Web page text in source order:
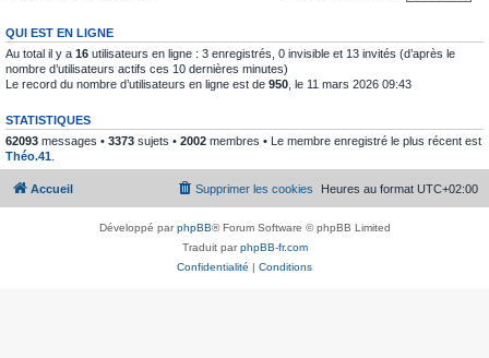
QUI EST EN LIGNE
Au total il y a 16 utilisateurs en ligne : 3 enregistrés, 0 invisible et 13 invités (d’après le
nombre d’utilisateurs actifs ces 10 dernières minutes)
Le record du nombre d’utilisateurs en ligne est de 950 , le 11 mars 2026 09:43
STATISTIQUES
62093 messages • 3373 sujets • 2002 membres • Le membre enregistré le plus récent est
Théo.41
Accueil Heures au format UTC+02:00
Supprimer les cookies
Développé parphpBB® Forum Software © phpBB Limited
Traduit parphpBB-fr.com
Confidentialité | Conditions